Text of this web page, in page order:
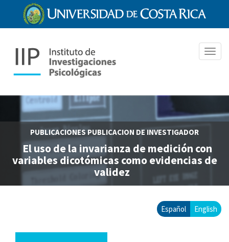
contenido
PUBLICACIONES PUBLICACION DE INVESTIGADOR
El uso de la invarianza de medición con
variables dicotómicas como evidencias de
validez
Español English